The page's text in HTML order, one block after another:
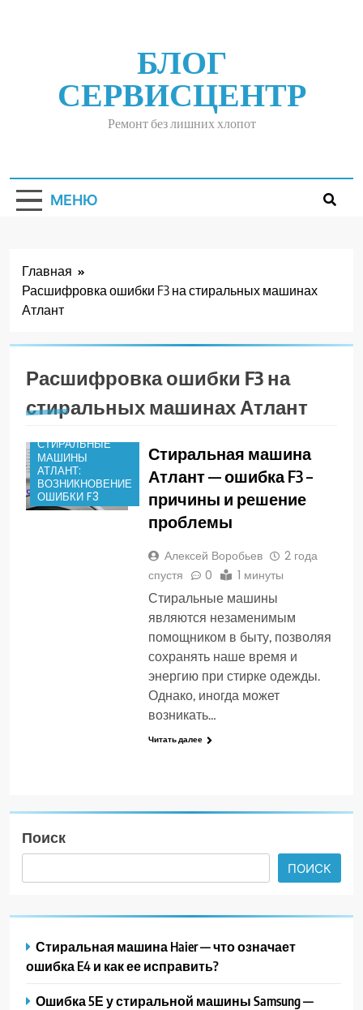
БЛОГ
СЕРВИСЦЕНТР
Ремонт без лишних хлопот
МЕНЮ
Главная
Расшифровка ошибки F3 на стиральных машинах
Атлант
Расшифровка ошибки F3 на
стиральных машинах Атлант
РАСШИФРОВКА
ОШИБКИ F3 НА
СТИРАЛЬНЫХ
АТЛАНТ
УСТРАНЕНИЯ
ОШИБКИ F3 НА
СТИРАЛЬНОЙ
МАШИНЕ АТЛАНТ
СТИРАЛЬНЫЕ
МАШИНЫ
АТЛАНТ:
ВОЗНИКНОВЕНИЕ
ОШИБКИ F3
Стиральная машина
Атлант — ошибка F3 –
причины и решение
проблемы
Алексей Воробьев
2 года
спустя
0 1 минуты
Стиральные машины
являются незаменимым
помощником в быту, позволяя
сохранять наше время и
энергию при стирке одежды.
Однако, иногда может
возникать…
Читать далее
Поиск
ПОИСК
Стиральная машина Haier — что означает
ошибка E4 и как ее исправить?
Ошибка 5Е у стиральной машины Samsung —